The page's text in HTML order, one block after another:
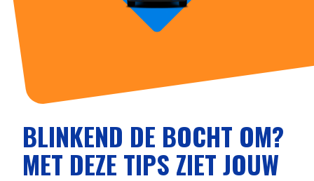
BLINKEND DE BOCHT OM?
MET DEZE TIPS ZIET JOUW